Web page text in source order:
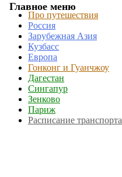
Главное меню
Про путешествия
Россия
Зарубежная Азия
Кузбасс
Европа
Гонконг и Гуанчжоу
Дагестан
Сингапур
Зенково
Париж
Расписание транспорта